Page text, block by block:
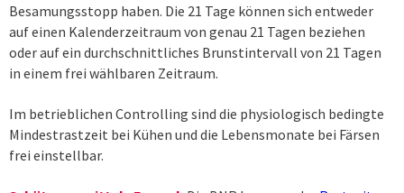
Besamungsstopp haben. Die 21 Tage können sich entweder
auf einen Kalenderzeitraum von genau 21 Tagen beziehen
oder auf ein durchschnittliches Brunstintervall von 21 Tagen
in einem frei wählbaren Zeitraum.
Im betrieblichen Controlling sind die physiologisch bedingte
Mindestrastzeit bei Kühen und die Lebensmonate bei Färsen
frei einstellbar.